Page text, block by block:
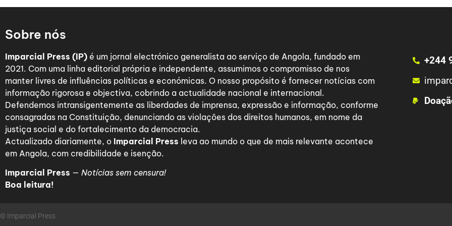
Sobre nós
Imparcial Press (IP) é um jornal electrónico generalista ao serviço de Angola, fundado em
2021. Com uma linha editorial própria e independente, assumimos o compromisso de nos
manter livres de influências políticas e económicas. O nosso propósito é fornecer notícias com
informação rigorosa e objectiva, cobrindo a actualidade nacional e internacional.
Defendemos intransigentemente as liberdades de imprensa, expressão e informação, conforme
consagradas na Constituição, denunciando as violações dos direitos humanos, em nome da
justiça social e do fortalecimento da democracia.
Actualizado diariamente, o Imparcial Press leva ao mundo o que de mais relevante acontece
em Angola, com credibilidade e isenção.
Imparcial Press — Notícias sem censura!
Boa leitura!
+244
© Imparcial Press